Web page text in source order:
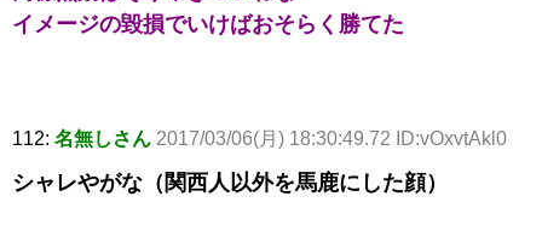
イメージの毀損でいけばおそらく勝てた
112: 名無しさん 2017/03/06(月) 18:30:49.72 ID:vOxvtAkl0
シャレやがな（関西人以外を馬鹿にした顔）